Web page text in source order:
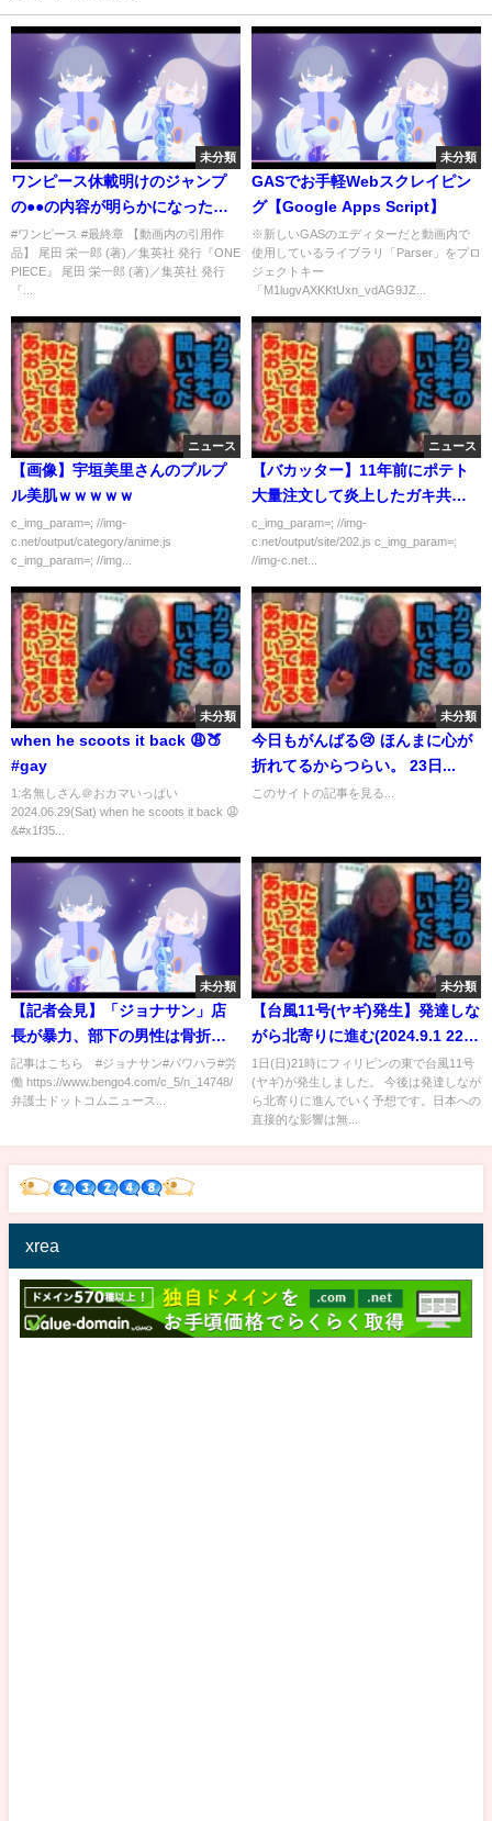
未分類
ワンピース休載明けのジャンプ
の●●の内容が明らかになった時
の読者の反応集 【ワンピース】
#ワンピース #最終章 【動画内の引用作
品】 尾田 栄一郎 (著)／集英社 発行『ONE
PIECE』 尾田 栄一郎 (著)／集英社 発行
『...
未分類
GASでお手軽Webスクレイピン
グ【Google Apps Script】
※新しいGASのエディターだと動画内で
使用しているライブラリ「Parser」をプロ
ジェクトキー
「M1lugvAXKKtUxn_vdAG9JZ...
ニュース
【画像】宇垣美里さんのプルプ
ル美肌ｗｗｗｗｗ
c_img_param=; //img-
c.net/output/category/anime.js
c_img_param=; //img...
ニュース
【バカッター】11年前にポテト
大量注文して炎上したガキ共の
現在
c_img_param=; //img-
c.net/output/site/202.js c_img_param=;
//img-c.net...
未分類
when he scoots it back 😩🍑
#gay
1:名無しさん＠おカマいっぱい
2024.06.29(Sat) when he scoots it back 😩
&#x1f35...
未分類
今日もがんばる😢 ほんまに心が
折れてるからつらい。 23日...
このサイトの記事を見る...
未分類
【記者会見】「ジョナサン」店
長が暴力、部下の男性は骨折…
被害を語る
記事はこちら #ジョナサン#パワハラ#労
働 https://www.bengo4.com/c_5/n_14748/
弁護士ドットコムニュース...
未分類
【台風11号(ヤギ)発生】発達しな
がら北寄りに進む(2024.9.1 22時
更新)
1日(日)21時にフィリピンの東で台風11号
(ヤギ)が発生しました。 今後は発達しなが
ら北寄りに進んでいく予想です。日本への
直接的な影響は無...
xrea